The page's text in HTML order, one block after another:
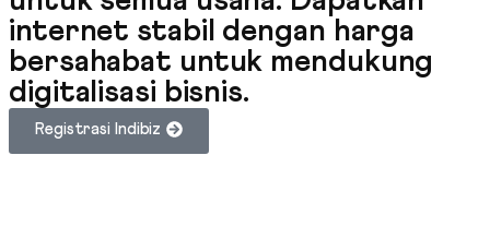
internet stabil dengan harga
bersahabat untuk mendukung
digitalisasi bisnis.
Registrasi Indibiz